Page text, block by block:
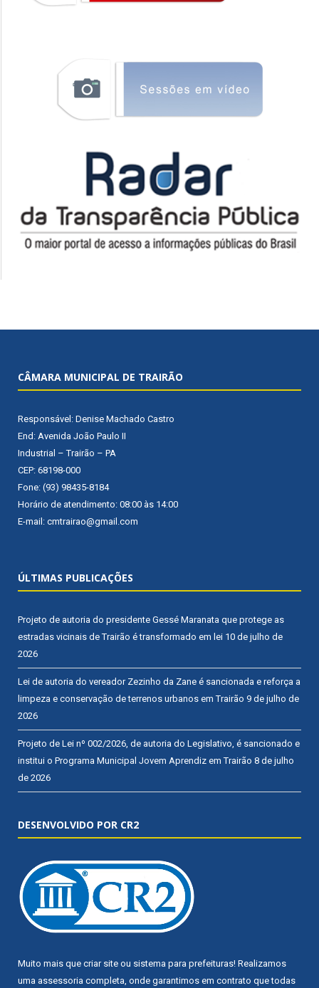
CÂMARA MUNICIPAL DE TRAIRÃO
Responsável: Denise Machado Castro
End: Avenida João Paulo II
Industrial – Trairão – PA
CEP: 68198-000
Fone: (93) 98435-8184
Horário de atendimento: 08:00 às 14:00
E-mail: cmtrairao@gmail.com
ÚLTIMAS PUBLICAÇÕES
Projeto de autoria do presidente Gessé Maranata que protege as
estradas vicinais de Trairão é transformado em lei 10 de julho de
2026
Lei de autoria do vereador Zezinho da Zane é sancionada e reforça a
limpeza e conservação de terrenos urbanos em Trairão 9 de julho de
2026
Projeto de Lei nº 002/2026, de autoria do Legislativo, é sancionado e
institui o Programa Municipal Jovem Aprendiz em Trairão 8 de julho
de 2026
DESENVOLVIDO POR CR2
Muito mais que criar site ou sistema para prefeituras! Realizamos
uma assessoria completa, onde garantimos em contrato que todas